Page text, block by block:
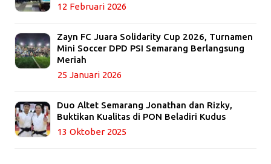
12 Februari 2026
Zayn FC Juara Solidarity Cup 2026, Turnamen
Mini Soccer DPD PSI Semarang Berlangsung
Meriah
25 Januari 2026
Duo Altet Semarang Jonathan dan Rizky,
Buktikan Kualitas di PON Beladiri Kudus
13 Oktober 2025